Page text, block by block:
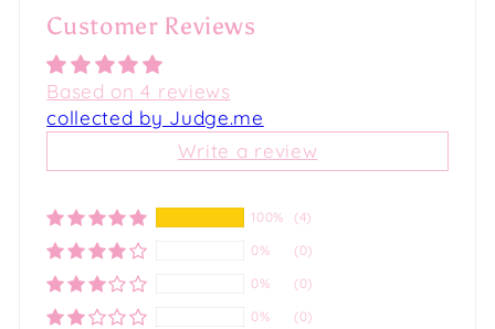
Customer Reviews
Based on 4 reviews
collected by Judge.me
Write a review
100%
(4)
0%
(0)
0%
(0)
0%
(0)